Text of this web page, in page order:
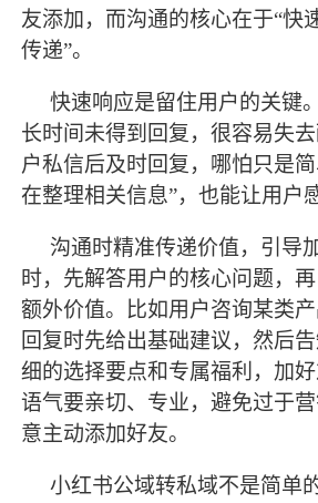
友添加，而沟通的核心在于“快
传递”。
快速响应是留住用户的关键
长时间未得到回复，很容易失
户私信后及时回复，哪怕只是
在整理相关信息”，也能让用户
沟通时精准传递价值，引导
时，先解答用户的核心问题，
额外价值。比如用户咨询某类产
回复时先给出基础建议，然后告
细的选择要点和专属福利，加
语气要亲切、专业，避免过于
意主动添加好友。
小红书公域转私域不是简单